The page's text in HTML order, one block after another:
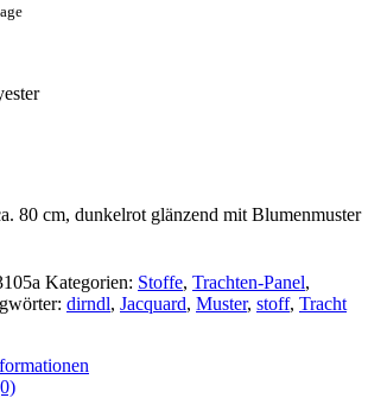
80 cm, dunkelrot glänzend mit Blumenmuster
Kategorien: Stoffe, Trachten-Panel,
dirndl, Jacquard, Muster, stoff, Tracht